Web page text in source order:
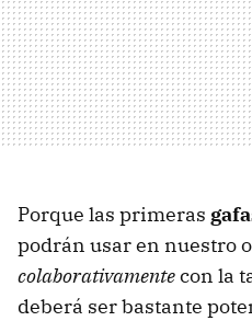
Porque las primeras
podrán usar en nuestro
colaborativamentecon la
deberá ser bastante